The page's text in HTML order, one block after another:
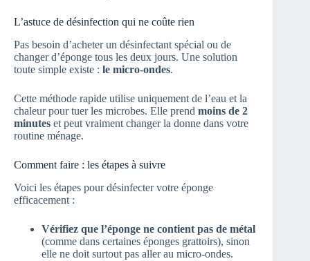
L’astuce de désinfection qui ne coûte rien
Pas besoin d’acheter un désinfectant spécial ou de
changer d’éponge tous les deux jours. Une solution
toute simple existe : le micro-ondes.
Cette méthode rapide utilise uniquement de l’eau et la
chaleur pour tuer les microbes. Elle prend moins de 2
minutes et peut vraiment changer la donne dans votre
routine ménage.
Comment faire : les étapes à suivre
Voici les étapes pour désinfecter votre éponge
efficacement :
Vérifiez que l’éponge ne contient pas de métal
(comme dans certaines éponges grattoirs), sinon
elle ne doit surtout pas aller au micro-ondes.